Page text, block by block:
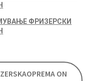
ФРИЗЕРСКИ
ON